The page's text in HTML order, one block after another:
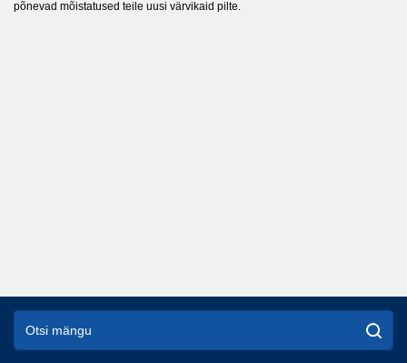
põnevad mõistatused teile uusi värvikaid pilte.